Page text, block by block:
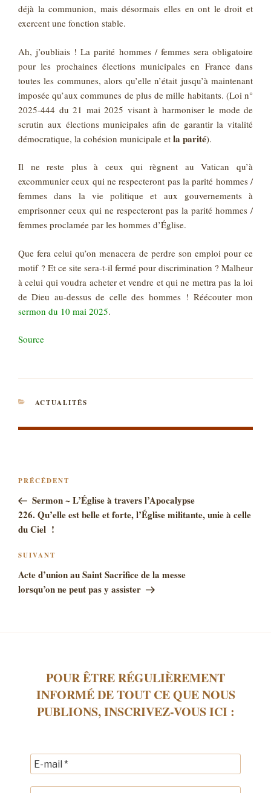
déjà la communion, mais désormais elles en ont le droit et
exercent une fonction stable.
Ah, j’oubliais ! La parité hommes / femmes sera obligatoire
pour les prochaines élections municipales en France dans
toutes les communes, alors qu’elle n’était jusqu’à maintenant
imposée qu’aux communes de plus de mille habitants. (Loi n°
2025-444 du 21 mai 2025 visant à harmoniser le mode de
scrutin aux élections municipales afin de garantir la vitalité
démocratique, la cohésion municipale et la parité).
Il ne reste plus à ceux qui règnent au Vatican qu’à
excommunier ceux qui ne respecteront pas la parité hommes /
femmes dans la vie politique et aux gouvernements à
emprisonner ceux qui ne respecteront pas la parité hommes /
femmes proclamée par les hommes d’Église.
Que fera celui qu’on menacera de perdre son emploi pour ce
motif ? Et ce site sera-t-il fermé pour discrimination ? Malheur
à celui qui voudra acheter et vendre et qui ne mettra pas la loi
de Dieu au-dessus de celle des hommes ! Réécouter mon
sermon du 10 mai 2025.
Source
CATÉGORIES
ACTUALITÉS
NAVIGATION
L’ARTICLE
Article
précédent
PRÉCÉDENT
Sermon ~ L’Église à travers l’Apocalypse
226. Qu’elle est belle et forte, l’Église militante, unie à celle
du Ciel !
Article
suivant
SUIVANT
Acte d’union au Saint Sacrifice de la messe
lorsqu’on ne peut pas y assister
POUR ÊTRE RÉGULIÈREMENT
INFORMÉ DE TOUT CE QUE NOUS
PUBLIONS, INSCRIVEZ-VOUS ICI :